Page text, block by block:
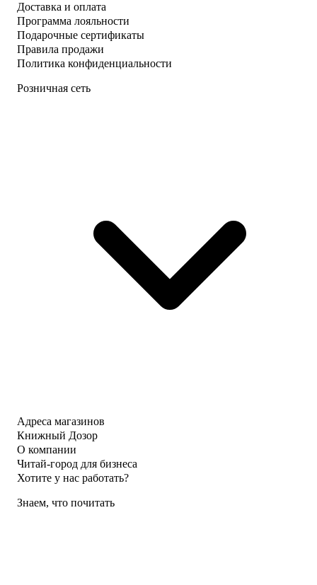
Доставка и оплата
Программа лояльности
Подарочные сертификаты
Правила продажи
Политика конфиденциальности
Розничная сеть
Адреса магазинов
Книжный Дозор
О компании
Читай-город для бизнеса
Хотите у нас работать?
Знаем, что почитать